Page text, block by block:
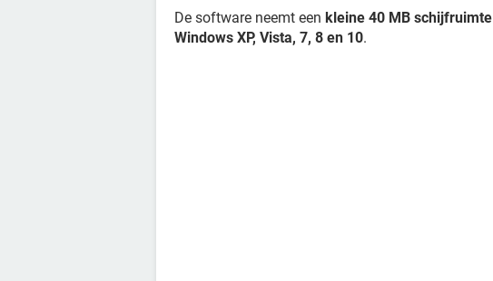
De software neemt een kleine 40 MB schijfruimte
Windows XP, Vista, 7, 8 en 10.